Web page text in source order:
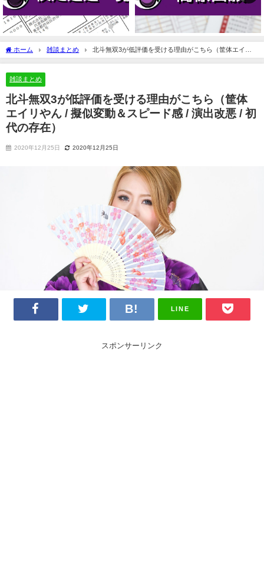
ホーム 雑談まとめ
北斗無双3が低評価を受ける理由がこちら（筐体エイリ
やん / 擬似変動＆スピード感 / 演出改悪 / 初代の存在）
雑談まとめ
北斗無双3が低評価を受ける理由がこちら（筐体
エイリやん / 擬似変動＆スピード感 / 演出改悪 / 初
代の存在）
2020年12月25日 2020年12月25日
LINE
スポンサーリンク